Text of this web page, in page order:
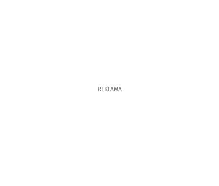
REKLAMA